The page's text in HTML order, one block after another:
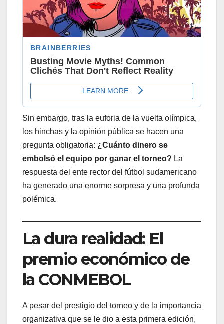
Sin embargo, tras la euforia de la vuelta olímpica,
los hinchas y la opinión pública se hacen una
pregunta obligatoria: ¿Cuánto dinero se
embolsó el equipo por ganar el torneo? La
respuesta del ente rector del fútbol sudamericano
ha generado una enorme sorpresa y una profunda
polémica.
La dura realidad: El
premio económico de
la CONMEBOL
A pesar del prestigio del torneo y de la importancia
organizativa que se le dio a esta primera edición,